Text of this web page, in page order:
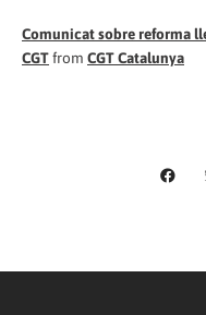
Comunicat sobre reforma
CGTfrom CGT Catalunya